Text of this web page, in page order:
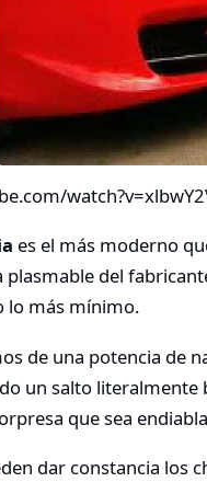
es el más moderno
del
lo más mínimo.
de una potencia de
un salto literalmente
que sea
dar constancia los